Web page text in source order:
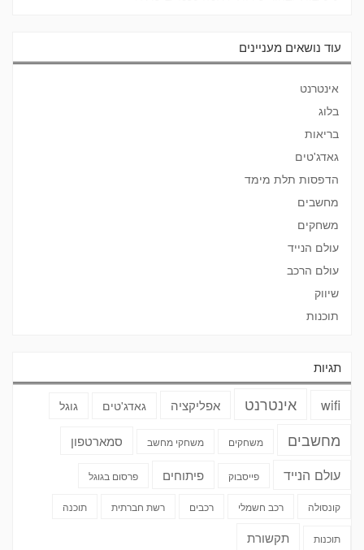
עוד נושאים מעניינים
אינטרנט
בלוג
בריאות
גאדג'טים
הדפסות תלת מימד
מחשבים
משחקים
עולם הנייד
עולם הרכב
שיווק
תוכנות
תגיות
wifi אינטרנט אפליקציה גאדג'טים גוגל
מחשבים משחקים משחקי מחשב סמארטפון
עולם הנייד פייסבוק פיתוחים פרסום בגוגל
קונסולה רכב חשמלי רכבים רשת חברתית תוכנה
תוכנות תקשורת